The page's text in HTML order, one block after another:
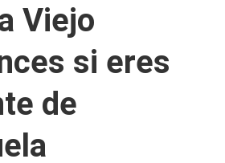
Viejo
si eres
de